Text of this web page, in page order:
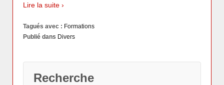
Lire la suite ›
Tagués avec : Formations
Publié dans Divers
Recherche